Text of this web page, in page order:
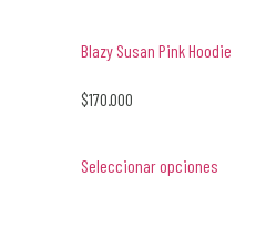
Blazy Susan Pink Hoodie
$170.000
Seleccionar opciones